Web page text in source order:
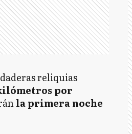
reliquias
por
la primera noche